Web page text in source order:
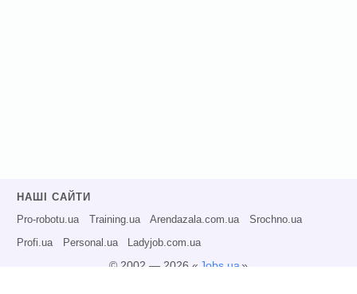
НАШІ САЙТИ
Pro-robotu.ua Training.ua Arendazala.com.ua Srochno.ua
Profi.ua Personal.ua Ladyjob.com.ua
© 2002 — 2026 « Jobs.ua»